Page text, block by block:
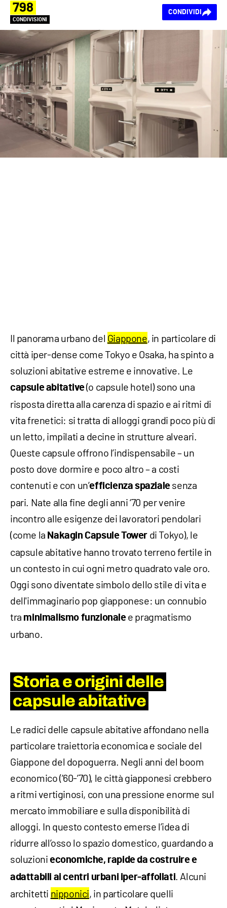
798
CONDIVISIONI
CONDIVIDI
Il panorama urbano del Giappone, in particolare di
città iper-dense come Tokyo e Osaka, ha spinto a
soluzioni abitative estreme e innovative. Le
capsule abitative(o capsule hotel) sono una
risposta diretta alla carenza di spazio e ai ritmi di
vita frenetici: si tratta di alloggi grandi poco più di
un letto, impilati a decine in strutture alveari.
Queste capsule offrono l’indispensabile – un
posto dove dormire e poco altro – a costi
contenuti e con un’efficienza spazialesenza
pari. Nate alla fine degli anni ‘70 per venire
incontro alle esigenze dei lavoratori pendolari
(come la Nakagin Capsule Tower di Tokyo), le
capsule abitative hanno trovato terreno fertile in
un contesto in cui ogni metro quadrato vale oro.
Oggi sono diventate simbolo dello stile di vita e
dell'immaginario pop giapponese: un connubio
tra minimalismo funzionalee pragmatismo
urbano.
Storia e origini delle
capsule abitative
Le radici delle capsule abitative affondano nella
particolare traiettoria economica e sociale del
Giappone del dopoguerra. Negli anni del boom
economico (’60-’70), le città giapponesi crebbero
a ritmi vertiginosi, con una pressione enorme sul
mercato immobiliare e sulla disponibilità di
alloggi. In questo contesto emerse l’idea di
ridurre all’osso lo spazio domestico, guardando a
soluzioni economiche, rapide da costruire e
adattabili ai centri urbani iper-affollati. Alcuni
architetti nipponici, in particolare quelli